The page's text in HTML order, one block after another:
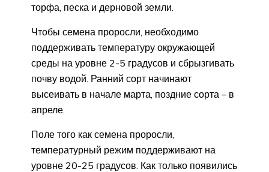
торфа, песка и дерновой земли.
Чтобы семена проросли, необходимо
поддерживать температуру окружающей
среды на уровне 2-5 градусов и сбрызгивать
почву водой. Ранний сорт начинают
высеивать в начале марта, поздние сорта – в
апреле.
Поле того как семена проросли,
температурный режим поддерживают на
уровне 20-25 градусов. Как только появились